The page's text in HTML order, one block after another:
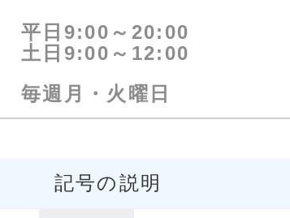
平日9:00～20:00
土日9:00～12:00
毎週月・火曜日
記号の説明